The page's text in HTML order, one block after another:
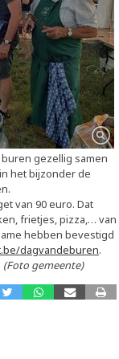
gezellig samen
het bijzonder de
van 90 euro. Dat
frietjes, pizza,… van
hebben bevestigd
dagvandeburen.
(Foto gemeente)